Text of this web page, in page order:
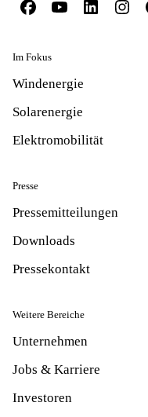
Im Fokus
Windenergie
Solarenergie
Elektromobilität
Presse
Pressemitteilungen
Downloads
Pressekontakt
Weitere Bereiche
Unternehmen
Jobs & Karriere
Investoren